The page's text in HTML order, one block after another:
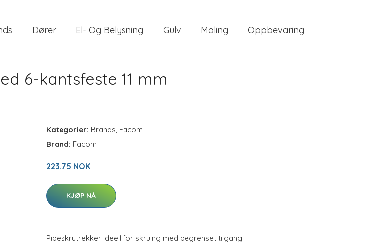
Dører El- Og Belysning Gulv Maling Oppbevaring
6-kantsfeste 11 mm
Kategorier: Brands, Facom
Brand: Facom
223.75 NOK
KJØP NÅ
Pipeskrutrekker ideell for skruing med begrenset tilgang i